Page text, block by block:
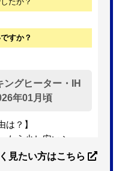
すか？
ングヒーター・IH
年01月頃
は？】
もう少し安いショッ
かった。
見たい方はこちら